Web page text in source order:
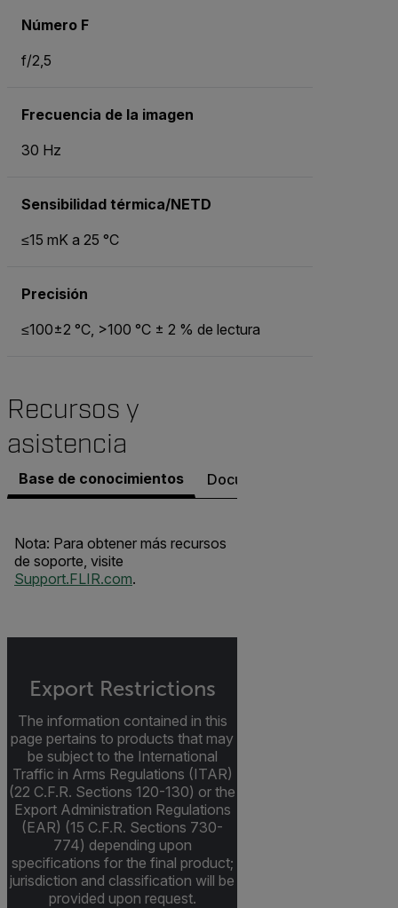
Número F
f/2,5
Frecuencia de la imagen
30 Hz
Sensibilidad térmica/NETD
≤15 mK a 25 °C
Precisión
≤100±2 °C, >100 °C ± 2 % de lectura
Recursos y
asistencia
Base de conocimientos Documentos
Nota: Para obtener más recursos
de soporte, visite
Support.FLIR.com.
Export Restrictions
The information contained in this
page pertains to products that may
be subject to the International
Traffic in Arms Regulations (ITAR)
(22 C.F.R. Sections 120-130) or the
Export Administration Regulations
(EAR) (15 C.F.R. Sections 730-
774) depending upon
specifications for the final product;
jurisdiction and classification will be
provided upon request.